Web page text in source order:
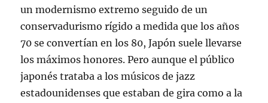
un modernismo extremo seguido de un
conservadurismo rígido a medida que los años
70 se convertían en los 80, Japón suele llevarse
los máximos honores. Pero aunque el público
japonés trataba a los músicos de jazz
estadounidenses que estaban de gira como a la